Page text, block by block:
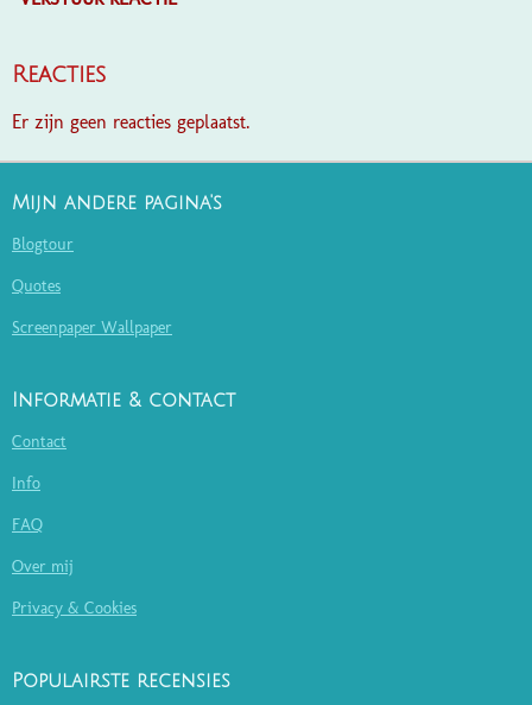
Reacties
Er zijn geen reacties geplaatst.
Mijn andere pagina's
Blogtour
Quotes
Screenpaper Wallpaper
Informatie & contact
Contact
Info
FAQ
Over mij
Privacy & Cookies
Populairste recensies